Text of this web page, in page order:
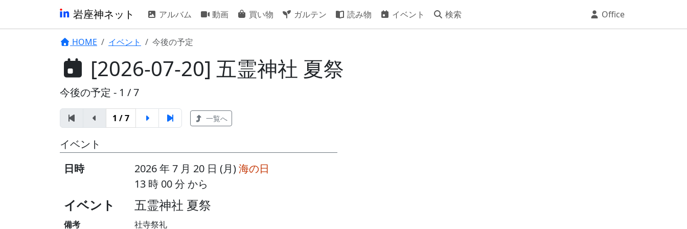
岩座神ネット アルバム 動画 買い物 ガルテン 読み物 イベント 検索 Office
HOME イベント 今後の予定
[2026-07-20] 五霊神社 夏祭
今後の予定 - 1 / 7
1 / 7 一覧へ
イベント
日時
2026 年 7 月 20 日 (月)海の日
13 時 00 分 から
イベント 五霊神社 夏祭
備考
社寺祭礼